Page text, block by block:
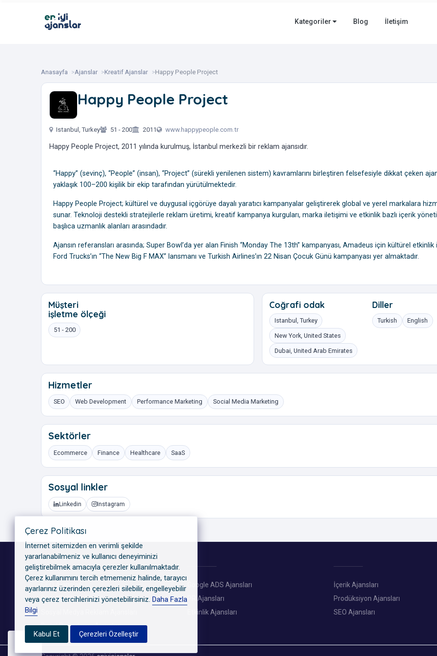
Kategoriler Blog İletişim
Anasayfa Ajanslar Kreatif Ajanslar Happy People Project
Happy People Project
Istanbul, Turkey 51 - 200 2011 www.happypeople.com.tr
Happy People Project, 2011 yılında kurulmuş, İstanbul merkezli bir reklam ajansıdır.
“Happy” (sevinç), “People” (insan), “Project” (sürekli yenilenen sistem) kavramlarını birleştiren felsefesiyle dikkat çeken
yaklaşık 100–200 kişilik bir ekip tarafından yürütülmektedir.
Happy People Project; kültürel ve duygusal içgörüye dayalı yaratıcı kampanyalar geliştirerek global ve yerel markalara
sunar. Teknoloji destekli stratejilerle reklam üretimi, kreatif kampanya kurguları, marka iletişimi ve etkinlik bazlı içerik
başlıca uzmanlık alanları arasındadır.
Ajansın referansları arasında; Super Bowl’da yer alan Finish “Monday The 13th” kampanyası, Amadeus için kültürel etkinlik
Ford Trucks’ın “The New Big F MAX” lansmanı ve Turkish Airlines’ın 22 Nisan Çocuk Günü kampanyası yer almaktadır.
Müşteri
işletme ölçeği
51 - 200
Coğrafi odak
Istanbul, Turkey
New York, United States
Dubai, United Arab Emirates
Diller
Turkish English
Hizmetler
SEO Web Development Performance Marketing Social Media Marketing
Sektörler
Ecommerce Finance Healthcare SaaS
Sosyal linkler
Linkedin Instagram
KATEGORILER
GEO Ajansları
Dijital Reklam Ajansları
Dijital Pazarlama Ajansları
Google ADS Ajansları
PR Ajansları
Etkinlik Ajansları
İçerik Ajansları
Prodüksiyon Ajansları
SEO Ajansları
Çerez Politikası
İnternet sitemizden en verimli şekilde
yararlanabilmeniz ve kullanıcı deneyiminizi
geliştirebilmek amacıyla çerezler kullanılmaktadır.
Çerez kullanımını tercih etmemeniz halinde, tarayıcı
ayarlarınız üzerinden çerezleri silebilir, engelleyebilir
veya çerez tercihlerinizi yönetebilirsiniz. Daha Fazla
Bilgi
Kabul Et Çerezleri Özelleştir